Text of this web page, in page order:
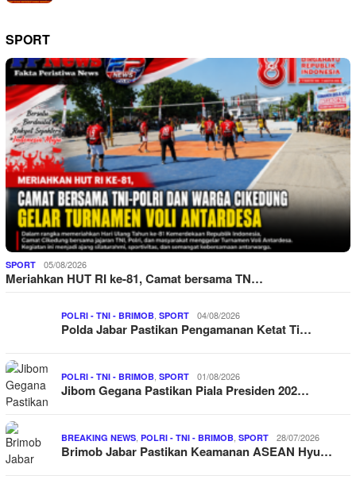
SPORT
SPORT 05/08/2026
Meriahkan HUT RI ke-81, Camat bersama TN…
POLRI - TNI - BRIMOB, SPORT 04/08/2026
Polda Jabar Pastikan Pengamanan Ketat Ti…
POLRI - TNI - BRIMOB, SPORT 01/08/2026
Jibom Gegana Pastikan Piala Presiden 202…
BREAKING NEWS, POLRI - TNI - BRIMOB, SPORT 28/07/2026
Brimob Jabar Pastikan Keamanan ASEAN Hyu…